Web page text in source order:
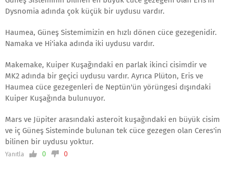
Dysnomia adında çok küçük bir uydusu vardır.
Haumea, Güneş Sistemimizin en hızlı dönen cüce gezegenidir.
Namaka ve Hi'iaka adında iki uydusu vardır.
Makemake, Kuiper Kuşağındaki en parlak ikinci cisimdir ve
MK2 adında bir geçici uydusu vardır. Ayrıca Plüton, Eris ve
Haumea cüce gezegenleri de Neptün'ün yörüngesi dışındaki
Kuiper Kuşağında bulunuyor.
Mars ve Jüpiter arasındaki asteroit kuşağındaki en büyük cisim
ve iç Güneş Sisteminde bulunan tek cüce gezegen olan Ceres'in
bilinen bir uydusu yoktur.
Yanıtla 0 0